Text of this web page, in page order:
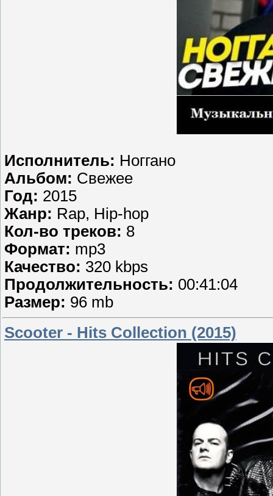
Исполнитель: Ноггано
Альбом: Свежее
Год: 2015
Жанр: Rap, Hip-hop
Кол-во треков: 8
Формат: mp3
Качество: 320 kbps
Продолжительность: 00:41:04
Размер: 96 mb
Scooter - Hits Collection (2015)